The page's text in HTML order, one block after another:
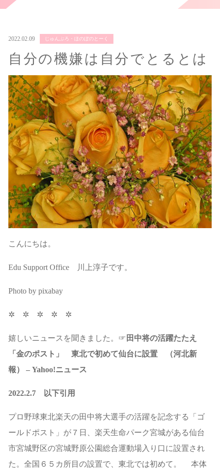
2022.02.09 じゅんぶろ・ほのぼのとーく
自分の機嫌は自分でとるとは
こんにちは。
Edu Support Office 川上淳子です。
Photo by pixabay
✲ ✲ ✲ ✲ ✲
嬉しいニュースを聞きました。☞ 田中将の活躍たたえ
「金のポスト」 東北で初めて仙台に設置 （河北新
報） – Yahoo!ニュース
2022.2.7 以下引用
プロ野球東北楽天の田中将大選手の活躍を記念する「ゴ
ールドポスト」が７日、楽天生命パーク宮城がある仙台
市宮城野区の宮城野原公園総合運動場入り口に設置され
た。全国６５カ所目の設置で、東北では初めて。 本体